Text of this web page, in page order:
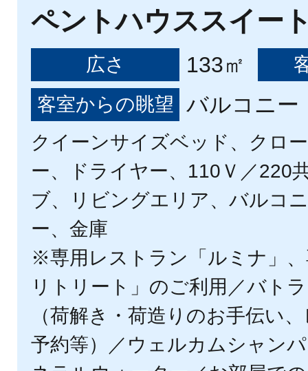
ペントハウススイー
広さ 133㎡
客室からの眺望
バルコニー
クイーンサイズベッド、クロ
ー、ドライヤー、110Ｖ／220
ブ、リビングエリア、バルコ
ー、金庫
※専用レストラン「ルミナ」
リトリート」のご利用／バト
（荷解き・荷造りのお手伝い
予約等）／ウェルカムシャン